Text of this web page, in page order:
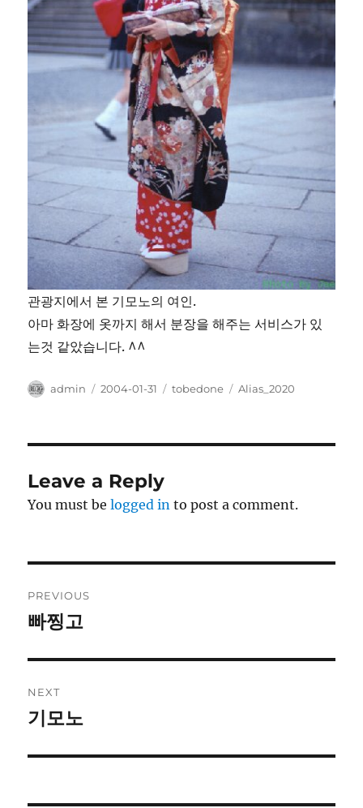
관광지에서 본 기모노의 여인.
아마 화장에 옷까지 해서 분장을 해주는 서비스가 있
는것 같았습니다. ^^
Author
admin
Posted
2004-01-31 Categories
tobedone Tags
Alias_2020
Leave a Reply
You must belogged in to post a comment.
navigation
PREVIOUS
Previous
빠찡고
NEXT
Next
기모노